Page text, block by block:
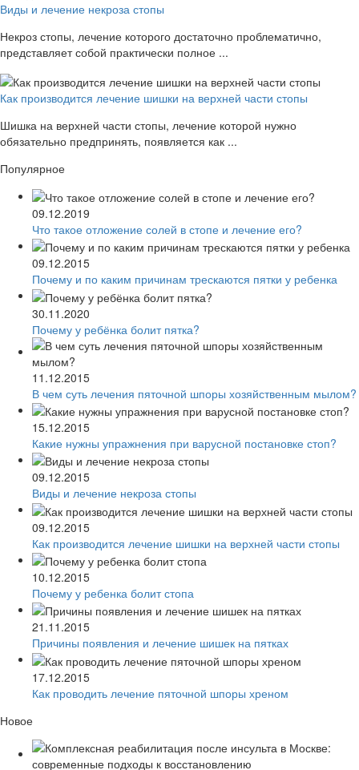
Виды и лечение некроза стопы
Некроз стопы, лечение которого достаточно проблематично,
представляет собой практически полное ...
Как производится лечение шишки на верхней части стопы
Шишка на верхней части стопы, лечение которой нужно
обязательно предпринять, появляется как ...
Популярное
09.12.2019
Что такое отложение солей в стопе и лечение его?
09.12.2015
Почему и по каким причинам трескаются пятки у ребенка
30.11.2020
Почему у ребёнка болит пятка?
11.12.2015
В чем суть лечения пяточной шпоры хозяйственным мылом?
15.12.2015
Какие нужны упражнения при варусной постановке стоп?
09.12.2015
Виды и лечение некроза стопы
09.12.2015
Как производится лечение шишки на верхней части стопы
10.12.2015
Почему у ребенка болит стопа
21.11.2015
Причины появления и лечение шишек на пятках
17.12.2015
Как проводить лечение пяточной шпоры хреном
Новое